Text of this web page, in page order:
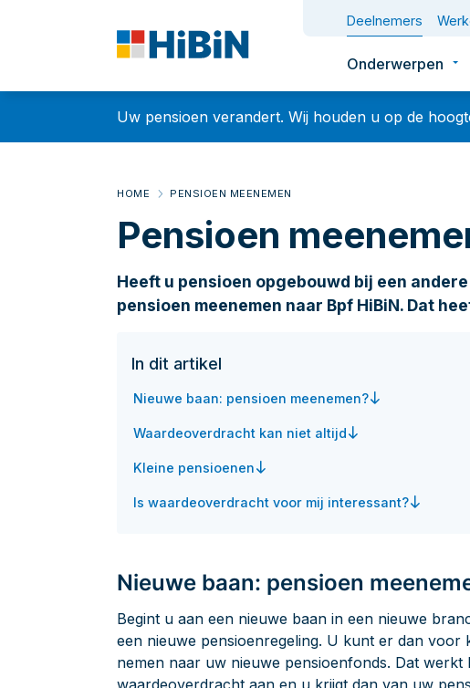
Deelnemers
Onderwerpen
BELANGRIJK: let
Betaaldatums,
Uw pensioen verandert. Wij houden u op de
HOME PENSIOEN MEENEMEN
Pensioen
Heeft u pensioen opgebouwd bij een
pensioen meenemen naar Bpf HiBiN. Dat
In dit artikel
Nieuwe baan: pensioen meenemen?
Waardeoverdracht kan niet altijd
Kleine pensioenen
Is waardeoverdracht voor mij interessant?
Nieuwe baan: pensioen
Begint u aan een nieuwe baan in een nieuwe
een nieuwe pensioenregeling. U kunt er dan voor
nemen naar uw nieuwe pensioenfonds. Dat werkt
waardeoverdracht aan en u krijgt dan van uw